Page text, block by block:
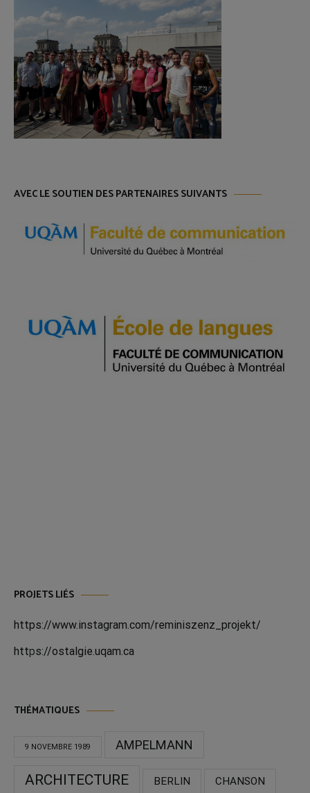
AVEC LE SOUTIEN DES PARTENAIRES SUIVANTS
PROJETS LIÉS
https://www.instagram.com/reminiszenz_projekt/
https://ostalgie.uqam.ca
THÉMATIQUES
9 NOVEMBRE 1989 AMPELMANN
ARCHITECTURE BERLIN CHANSON